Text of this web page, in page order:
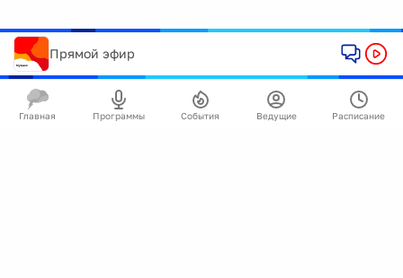
Прямой эфир
Главная Программы События Ведущие Расписание